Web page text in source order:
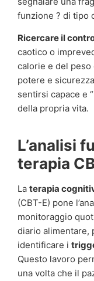
funzione ? di tipo
Ricercare il
caotico o
calorie e del
potere e
sentirsi capace e
della propria vita.
L’analisi
terapia
La terapia
(CBT-E) pone
monitoraggio
diario alimentare,
identificare i
Questo lavoro
una volta che il